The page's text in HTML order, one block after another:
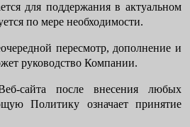
для поддержания в актуальном
по мере необходимости.
пересмотр, дополнение и
руководство Компании.
сайта после внесения любых
Политику означает принятие